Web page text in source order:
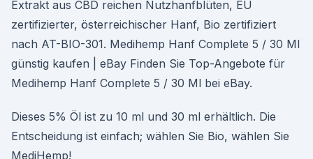
Extrakt aus CBD reichen Nutzhanfblüten, EU
zertifizierter, österreichischer Hanf, Bio zertifiziert
nach AT-BIO-301. Medihemp Hanf Complete 5 / 30 Ml
günstig kaufen | eBay Finden Sie Top-Angebote für
Medihemp Hanf Complete 5 / 30 Ml bei eBay.
Dieses 5% Öl ist zu 10 ml und 30 ml erhältlich. Die
Entscheidung ist einfach; wählen Sie Bio, wählen Sie
MediHemp!